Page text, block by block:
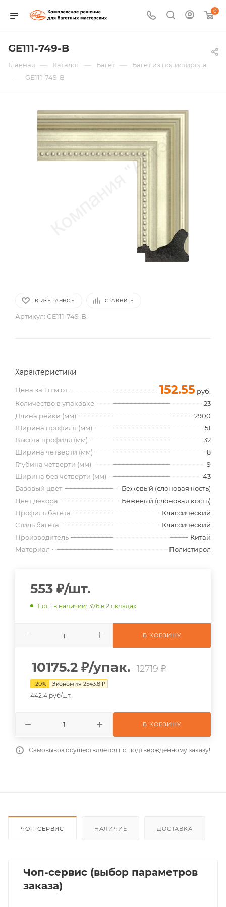
0
GE111-749-B
Главная — Каталог — Багет — Багет из полистирола
— GE111-749-B
В ИЗБРАННОЕ СРАВНИТЬ
Артикул: GE111-749-B
Характеристики
Цена за 1 п.м от 152.55 руб.
Количество в упаковке
23
Длина рейки (мм)
2900
Ширина профиля (мм)
51
Высота профиля (мм)
32
Ширина четверти (мм)
8
Глубина четверти (мм)
9
Ширина без четверти (мм)
43
Базовый цвет
Бежевый (слоновая кость)
Цвет декора
Бежевый (слоновая кость)
Профиль багета
Классический
Стиль багета
Классический
Производитель
Китай
Материал
Полистирол
553 ₽/шт.
Есть в наличии: 376 в 2 складах
В КОРЗИНУ
10175.2 ₽/упак. 12719 ₽
-20% Экономия 2543.8 ₽
442.4 руб/шт.
В КОРЗИНУ
Самовывоз осуществляется по подтвержденному заказу!
ЧОП-СЕРВИС НАЛИЧИЕ ДОСТАВКА
Чоп-сервис (выбор параметров
заказа)